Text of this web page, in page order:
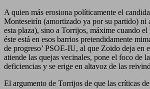
A quien más erosiona políticamente el
Monteseirín (amortizado ya por su partido) ni
esta plaza), sino a Torrijos, máxime cuando el
éste está en esos barrios pretendidamente
de progreso’ PSOE-IU, al que Zoido deja en
atiende las quejas vecinales, pone el foco de
deficiencias y se erige en altavoz de las
El argumento de Torrijos de que las críticas